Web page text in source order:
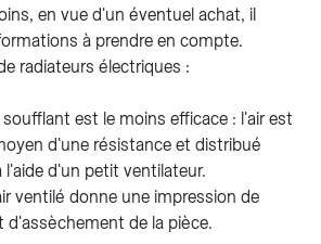
en vue d'un éventuel achat, il
à prendre en compte.
radiateurs électriques :
est le moins efficace : l'air est
d'une résistance et distribué
l'aide d'un petit ventilateur.
ventilé donne une impression de
d'assèchement de la pièce.